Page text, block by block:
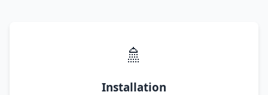
🚿
Installation